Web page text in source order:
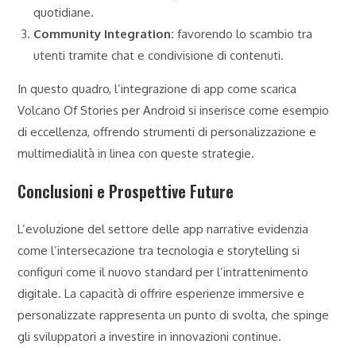
quotidiane.
Community Integration: favorendo lo scambio tra
utenti tramite chat e condivisione di contenuti.
In questo quadro, l’integrazione di app come scarica
Volcano Of Stories per Android si inserisce come esempio
di eccellenza, offrendo strumenti di personalizzazione e
multimedialità in linea con queste strategie.
Conclusioni e Prospettive Future
L’evoluzione del settore delle app narrative evidenzia
come l’intersecazione tra tecnologia e storytelling si
configuri come il nuovo standard per l’intrattenimento
digitale. La capacità di offrire esperienze immersive e
personalizzate rappresenta un punto di svolta, che spinge
gli sviluppatori a investire in innovazioni continue.